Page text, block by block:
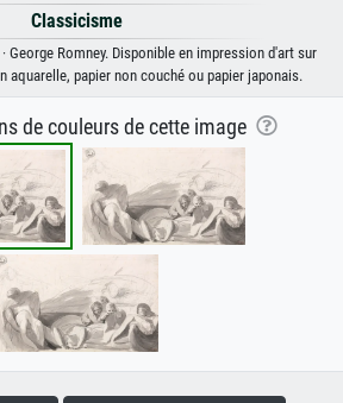
Classicisme
George Romney. Disponible en impression d'art sur
aquarelle, papier non couché ou papier japonais.
de couleurs de cette image